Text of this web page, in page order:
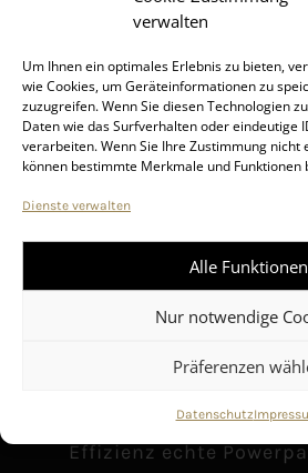
verwalten
Um Ihnen ein optimales Erlebnis zu bieten,
wie Cookies, um Geräteinformationen zu
zuzugreifen. Wenn Sie diesen Technologien
Daten wie das Surfverhalten oder eindeutige
verarbeiten. Wenn Sie Ihre Zustimmung
können bestimmte Merkmale und
Dienste verwalten
Alle Funktionen
Nur notwendige
Präferenzen
Datenschutz
Kleine
Die Business-PCs
große Performance im
problemlos in die
in Sachen
Effizienz echte